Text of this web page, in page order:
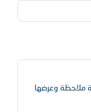
ملاحظة وعرضها